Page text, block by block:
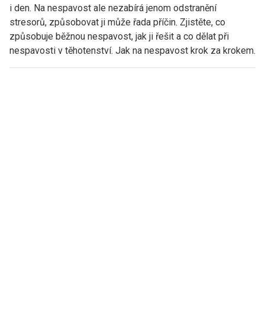
i den. Na nespavost ale nezabírá jenom odstranění
stresorů, způsobovat ji může řada příčin. Zjistěte, co
způsobuje běžnou nespavost, jak ji řešit a co dělat při
nespavosti v těhotenství. Jak na nespavost krok za krokem.